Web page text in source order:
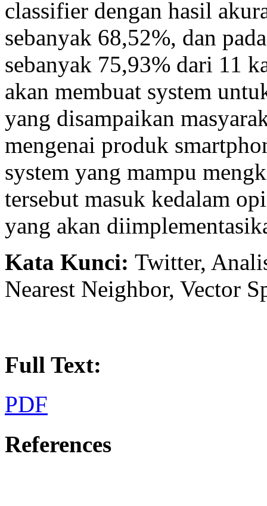
classifier dengan hasil
sebanyak 68,52%, dan
sebanyak 75,93% dari 11
akan membuat system
yang disampaikan
mengenai produk
system yang mampu
tersebut masuk kedalam
yang akan
Kata Kunci: Twitter,
Nearest Neighbor, Vector
Full Text:
PDF
References